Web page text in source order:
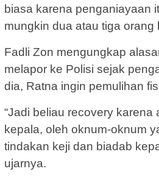
biasa karena penganiayaan
mungkin dua atau tiga orang
Fadli Zon mengungkap
melapor ke Polisi sejak
dia, Ratna ingin pemulihan
“Jadi beliau recovery karena
kepala, oleh oknum-oknum
tindakan keji dan biadab
ujarnya.